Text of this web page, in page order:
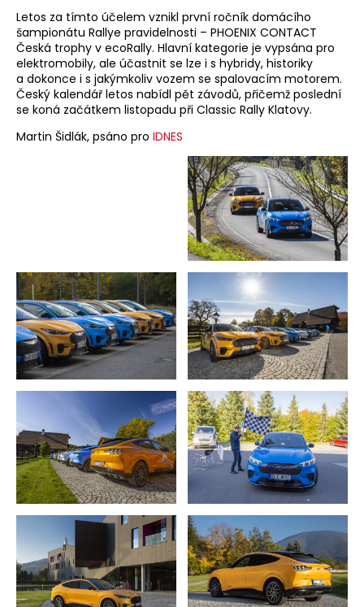
Letos za tímto účelem vznikl první ročník domácího
šampionátu Rallye pravidelnosti – PHOENIX CONTACT
Česká trophy v ecoRally. Hlavní kategorie je vypsána pro
elektromobily, ale účastnit se lze i s hybridy, historiky
a dokonce i s jakýmkoliv vozem se spalovacím motorem.
Český kalendář letos nabídl pět závodů, přičemž poslední
se koná začátkem listopadu při Classic Rally Klatovy.
Martin Šidlák, psáno pro IDNES